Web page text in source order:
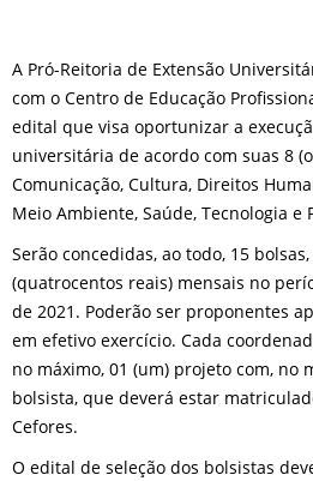
A Pró-Reitoria de Extensão
com o Centro de Educação
edital que visa oportunizar a
universitária de acordo com suas 8
Comunicação, Cultura, Direitos
Meio Ambiente, Saúde, Tecnologia e
Serão concedidas, ao todo, 15
(quatrocentos reais) mensais no
de 2021. Poderão ser proponentes
em efetivo exercício. Cada
no máximo, 01 (um) projeto com, no
bolsista, que deverá estar
Cefores.
O edital de seleção dos bolsistas